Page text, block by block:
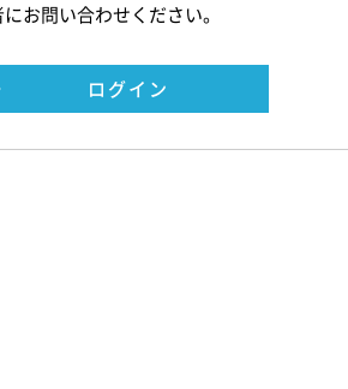
お問い合わせください。
ログイン